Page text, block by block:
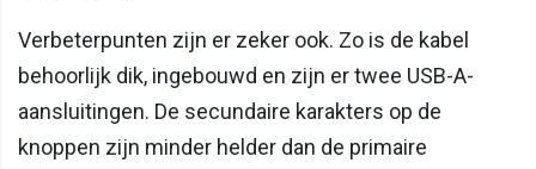
Verbeterpunten zijn er zeker ook. Zo is de kabel
behoorlijk dik, ingebouwd en zijn er twee USB-A-
aansluitingen. De secundaire karakters op de
knoppen zijn minder helder dan de primaire